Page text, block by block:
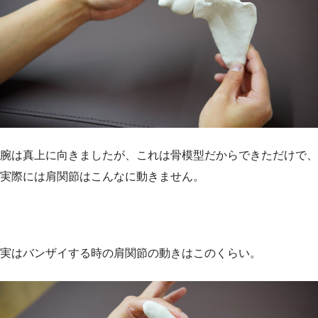
腕は真上に向きましたが、これは骨模型だからできただけで、
実際には肩関節はこんなに動きません。
実はバンザイする時の肩関節の動きはこのくらい。